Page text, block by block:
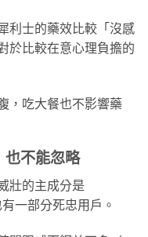
利士的藥效比較「沒感
於比較在意心理負擔的
，吃大餐也不影響藥
不能忽略
壯的主成分是
一部分死忠用戶。